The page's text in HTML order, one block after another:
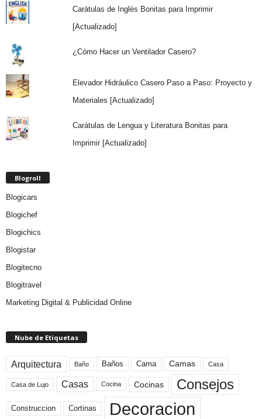
Carátulas de Inglés Bonitas para Imprimir
[Actualizado]
¿Cómo Hacer un Ventilador Casero?
Elevador Hidráulico Casero Paso a Paso: Proyecto y
Materiales [Actualizado]
Carátulas de Lengua y Literatura Bonitas para
Imprimir [Actualizado]
Blogroll
Blogicars
Blogichef
Blogichics
Blogistar
Blogitecno
Blogitravel
Marketing Digital & Publicidad Online
Nube de Etiquetas
Arquitectura Baño Baños Cama Camas Casa
Casa de Lujo Casas Cocina Cocinas Consejos
Construccion Cortinas Decoracion